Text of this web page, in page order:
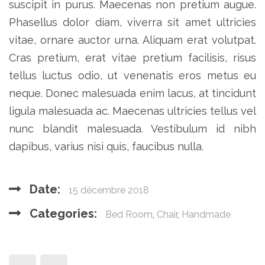
suscipit in purus. Maecenas non pretium augue.
Phasellus dolor diam, viverra sit amet ultricies
vitae, ornare auctor urna. Aliquam erat volutpat.
Cras pretium, erat vitae pretium facilisis, risus
tellus luctus odio, ut venenatis eros metus eu
neque. Donec malesuada enim lacus, at tincidunt
ligula malesuada ac. Maecenas ultricies tellus vel
nunc blandit malesuada. Vestibulum id nibh
dapibus, varius nisi quis, faucibus nulla.
Date: 15 décembre 2018
Categories: Bed Room, Chair, Handmade